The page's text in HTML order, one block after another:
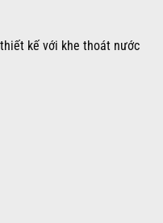
kế với khe thoát nước